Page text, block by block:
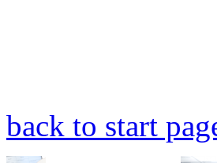
back to start